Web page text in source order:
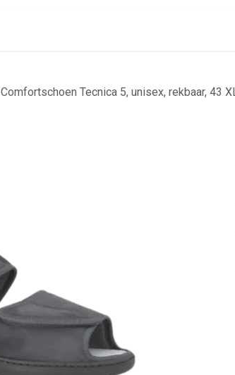
Comfortschoen Tecnica 5, unisex, rekbaar, 43